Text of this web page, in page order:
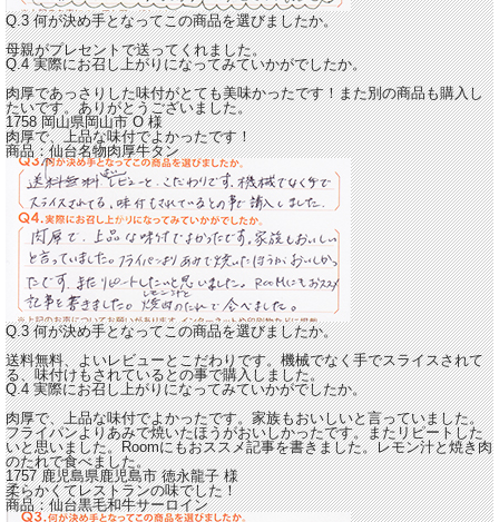
Q.3 何が決め手となってこの商品を選びましたか。
母親がプレセントで送ってくれました。
Q.4 実際にお召し上がりになってみていかがでしたか。
肉厚であっさりした味付がとても美味かったです！また別の商品も購入し
たいです。ありがとうございました。
1758 岡山県岡山市O様
肉厚で、上品な味付でよかったです！
商品：仙台名物肉厚牛タン
Q.3 何が決め手となってこの商品を選びましたか。
送料無料、よいレビューとこだわりです。機械でなく手でスライスされて
る、味付けもされているとの事で購入しました。
Q.4 実際にお召し上がりになってみていかがでしたか。
肉厚で、上品な味付でよかったです。家族もおいしいと言っていました。
フライパンよりあみで焼いたほうがおいしかったです。またリピートした
いと思いました。Roomにもおススメ記事を書きました。レモン汁と焼き肉
のたれで食べました。
1757 鹿児島県鹿児島市徳永龍子様
柔らかくてレストランの味でした！
商品：仙台黒毛和牛サーロイン